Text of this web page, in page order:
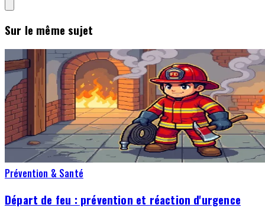
Sur le même sujet
Prévention & Santé
Départ de feu : prévention et réaction d'urgence